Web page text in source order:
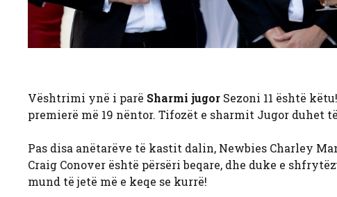
Vështrimi ynë i parë Sharmi jugor Sezoni 11 është
premierë më 19 nëntor. Tifozët e sharmit Jugor
Pas disa anëtarëve të kastit dalin, Newbies Charley
Craig Conover është përsëri beqare, dhe duke e
mund të jetë më e keqe se kurrë!